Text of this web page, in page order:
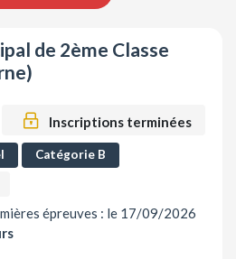
de 2ème Classe
Inscriptions terminées
Catégorie B
épreuves : le 17/09/2026